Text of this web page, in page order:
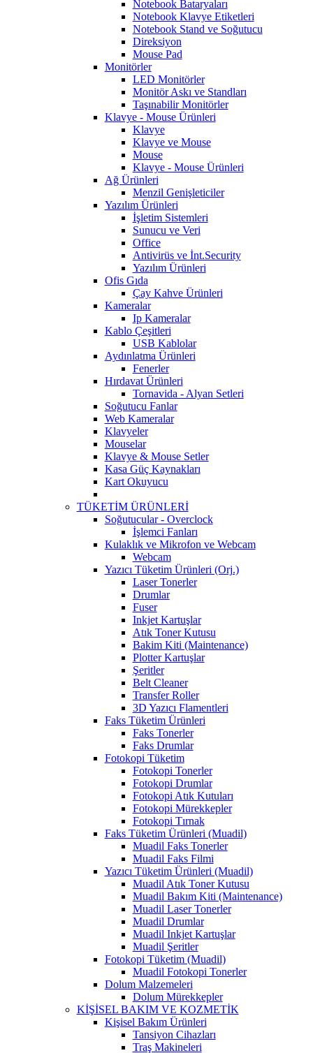
Notebook Bataryaları
Notebook Klavye Etiketleri
Notebook Stand ve Soğutucu
Direksiyon
Mouse Pad
Monitörler
LED Monitörler
Monitör Askı ve Standları
Taşınabilir Monitörler
Klavye - Mouse Ürünleri
Klavye
Klavye ve Mouse
Mouse
Klavye - Mouse Ürünleri
Ağ Ürünleri
Menzil Genişleticiler
Yazılım Ürünleri
İşletim Sistemleri
Sunucu ve Veri
Office
Antivirüs ve İnt.Security
Yazılım Ürünleri
Ofis Gıda
Çay Kahve Ürünleri
Kameralar
Ip Kameralar
Kablo Çeşitleri
USB Kablolar
Aydınlatma Ürünleri
Fenerler
Hırdavat Ürünleri
Tornavida - Alyan Setleri
Soğutucu Fanlar
Web Kameralar
Klavyeler
Mouselar
Klavye & Mouse Setler
Kasa Güç Kaynakları
Kart Okuyucu
TÜKETİM ÜRÜNLERİ
Soğutucular - Overclock
İşlemci Fanları
Kulaklık ve Mikrofon ve Webcam
Webcam
Yazıcı Tüketim Ürünleri (Orj.)
Laser Tonerler
Drumlar
Fuser
Inkjet Kartuşlar
Atık Toner Kutusu
Bakim Kiti (Maintenance)
Plotter Kartuşlar
Şeritler
Belt Cleaner
Transfer Roller
3D Yazıcı Flamentleri
Faks Tüketim Ürünleri
Faks Tonerler
Faks Drumlar
Fotokopi Tüketim
Fotokopi Tonerler
Fotokopi Drumlar
Fotokopi Atık Kutuları
Fotokopi Mürekkepler
Fotokopi Tırnak
Faks Tüketim Ürünleri (Muadil)
Muadil Faks Tonerler
Muadil Faks Filmi
Yazıcı Tüketim Ürünleri (Muadil)
Muadil Atık Toner Kutusu
Muadil Bakım Kiti (Maintenance)
Muadil Laser Tonerler
Muadil Drumlar
Muadil Inkjet Kartuşlar
Muadil Şeritler
Fotokopi Tüketim (Muadil)
Muadil Fotokopi Tonerler
Dolum Malzemeleri
Dolum Mürekkepler
KİŞİSEL BAKIM VE KOZMETİK
Kişisel Bakım Ürünleri
Tansiyon Cihazları
Traş Makineleri